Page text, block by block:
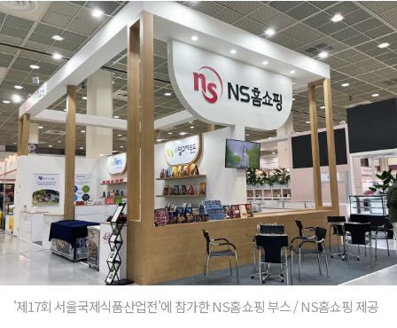
'제17회 서울국제식품산업전'에 참가한 NS홈쇼핑 부스 / NS홈쇼핑 제공